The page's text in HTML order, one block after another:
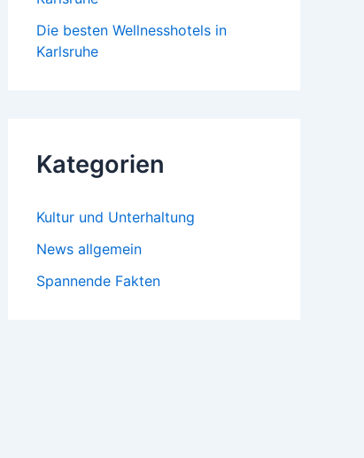
Die besten Wellnesshotels in
Karlsruhe
Kategorien
Kultur und Unterhaltung
News allgemein
Spannende Fakten